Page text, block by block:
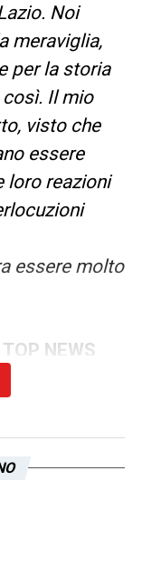
Noi
meraviglia,
per la storia
Il mio
visto che
essere
loro reazioni
essere molto
NEWS